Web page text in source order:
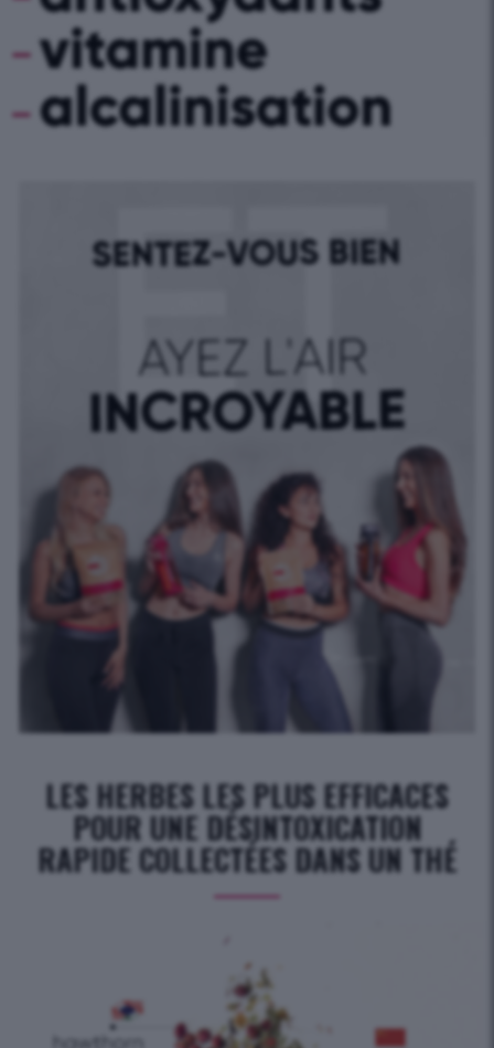
LES HERBES LES PLUS EFFICACES
POUR UNE DÉSINTOXICATION
RAPIDE COLLECTÉES DANS UN THÉ